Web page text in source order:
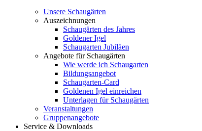
Unsere Schaugärten
Auszeichnungen
Schaugärten des Jahres
Goldener Igel
Schaugarten Jubiläen
Angebote für Schaugärten
Wie werde ich Schaugarten
Bildungsangebot
Schaugarten-Card
Goldenen Igel einreichen
Unterlagen für Schaugärten
Veranstaltungen
Gruppenangebote
Service & Downloads